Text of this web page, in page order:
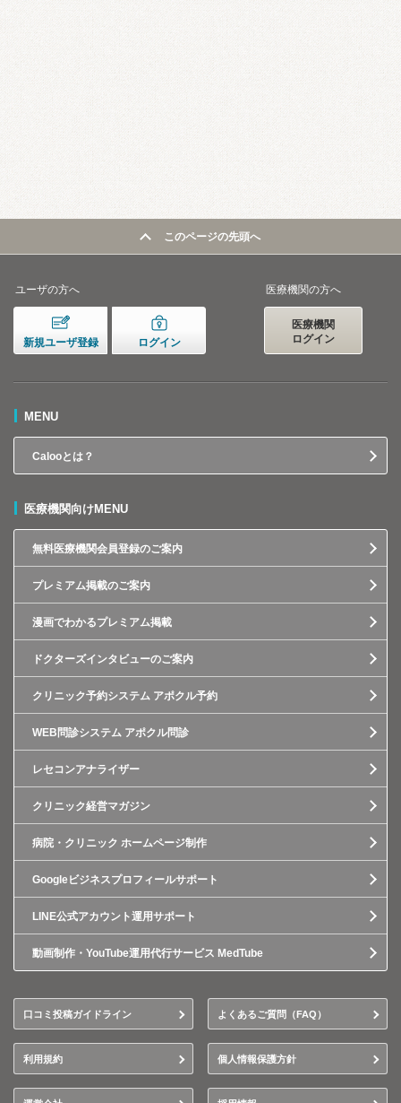
このページの先頭へ
ユーザの方へ
新規ユーザ登録 ログイン
医療機関の方へ
医療機関
ログイン
MENU
Calooとは？
医療機関向けMENU
無料医療機関会員登録のご案内
プレミアム掲載のご案内
漫画でわかるプレミアム掲載
ドクターズインタビューのご案内
クリニック予約システム アポクル予約
WEB問診システム アポクル問診
レセコンアナライザー
クリニック経営マガジン
病院・クリニック ホームページ制作
Googleビジネスプロフィールサポート
LINE公式アカウント運用サポート
動画制作・YouTube運用代行サービス MedTube
口コミ投稿ガイドライン よくあるご質問（FAQ）
利用規約 個人情報保護方針